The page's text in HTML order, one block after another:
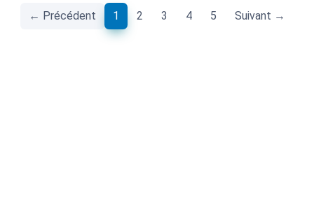
← Précédent 1 (current)
2 3 4 5 Suivant →